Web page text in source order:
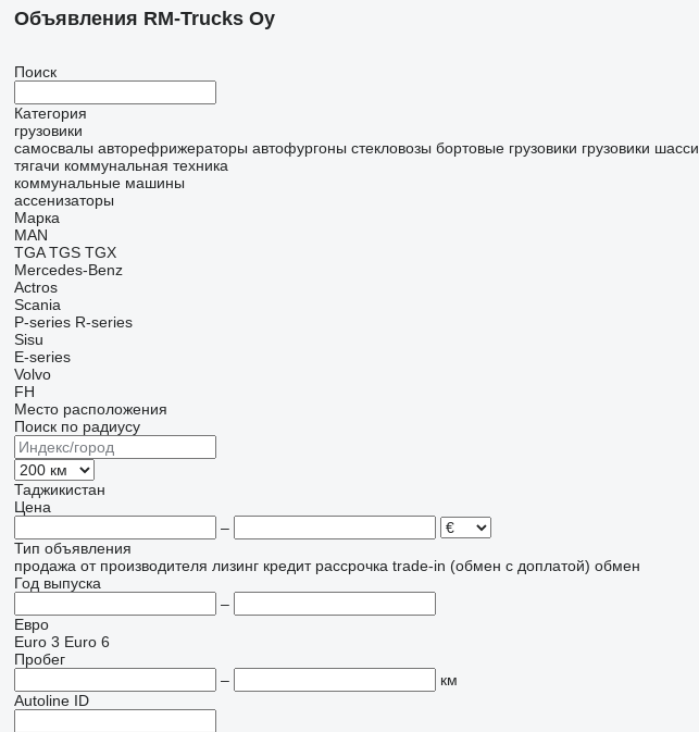
Объявления RM-Trucks Oy
Поиск
Категория
грузовики
самосвалы авторефрижераторы автофургоны стекловозы бортовые грузовики грузовики шасси
тягачи коммунальная техника
коммунальные машины
ассенизаторы
Марка
MAN
TGA TGS TGX
Mercedes-Benz
Actros
Scania
P-series R-series
Sisu
E-series
Volvo
FH
Место расположения
Поиск по радиусу
Таджикистан
Цена
–
Тип объявления
продажа от производителя лизинг кредит рассрочка trade-in (обмен с доплатой) обмен
Год выпуска
–
Евро
Euro 3 Euro 6
Пробег
–
км
Autoline ID